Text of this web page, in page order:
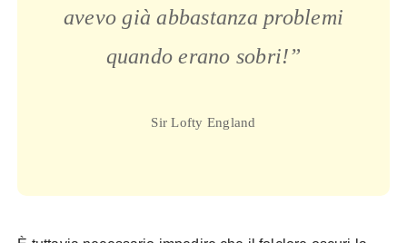
avevo già abbastanza problemi
quando erano sobri!”
Sir Lofty England